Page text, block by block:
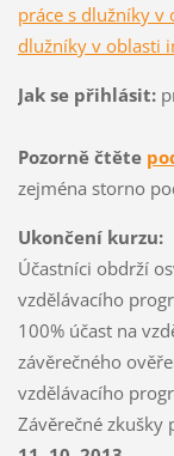
práce s dlužníky v
dlužníky v oblasti
Jak se přihlásit:
Pozorně čtěte
zejména storno
Ukončení kurzu:
Účastníci obdrží
vzdělávacího
100% účast na
závěrečného
vzdělávacího
Závěrečné zkušky